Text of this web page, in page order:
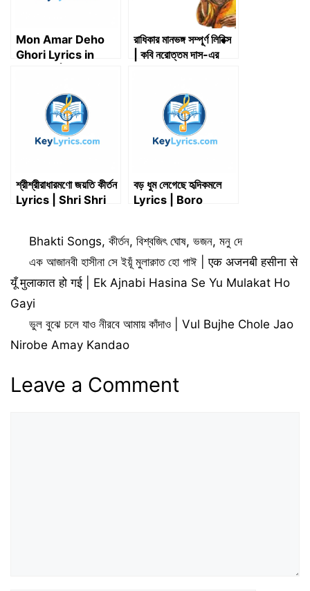
Mon Amar Deho
Ghori Lyrics in
Rahman Boyati
রাধিকার মানভঙ্গ সম্পূর্ণ লিরিক্স
| কবি নরোত্তম দাস-এর
শ্রীশ্রীরাধারমণো জয়তি কীর্তন
Lyrics | Shri Shri
Lyrics (রামদাস বাবাজী)
বড় ধুম লেগেছে হৃদিকমলে
Lyrics | Boro
Categories
Bhakti Songs,কীর্তন,বিশ্বজিৎ ঘোষ,ভজন,মনু দে
এক আজানবী হাসীনা সে ইয়ূঁ মুলাক়াত হো গাঈ | एक अजनबी हसीना से
यूँ मुलाकात हो गई | Ek Ajnabi Hasina Se Yu Mulakat Ho
Gayi
ভুল বুঝে চলে যাও নীরবে আমায় কাঁদাও | Vul Bujhe Chole Jao
Nirobe Amay Kandao
Leave a Comment